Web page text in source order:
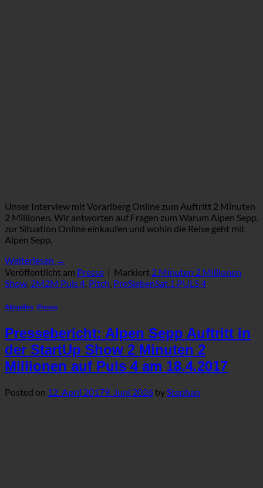
Unser Interview mit Vorarlberg Online zum Auftritt 2 Minuten
2 Millionen. Wir antworten auf Fragen zum Warum Alpen Sepp,
zur Situation Online einkaufen und wohin die Reise geht mit
Alpen Sepp.
Weiterlesen →
Veröffentlicht am Presse | Markiert 2 Minuten 2 Millionen
Show, 2M2M Puls 4, Pitch, ProSiebenSat.1 PULS 4
Aktuelles Presse
Pressebericht: Alpen Sepp Auftritt in
der StartUp Show 2 Minuten 2
Millionen auf Puls 4 am 18.4.2017
Posted on 12. April 20179. Juni 2026 byStephan